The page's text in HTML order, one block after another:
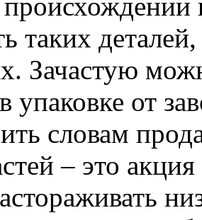
таких
Зачастую
упаковке от
словам
– это